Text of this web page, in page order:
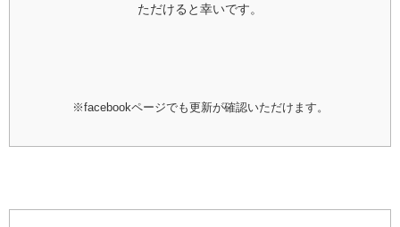
ただけると幸いです。
※facebookページでも更新が確認いただけます。